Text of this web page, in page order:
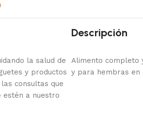
la salud de
y productos
consultas que
estén a nuestro
Descripción
Alimento completo
y para hembras en